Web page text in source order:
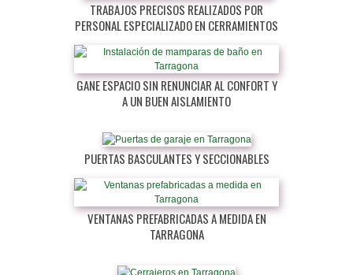
TRABAJOS PRECISOS REALIZADOS POR
PERSONAL ESPECIALIZADO EN CERRAMIENTOS
GANE ESPACIO SIN RENUNCIAR AL CONFORT Y
A UN BUEN AISLAMIENTO
PUERTAS BASCULANTES Y SECCIONABLES
VENTANAS PREFABRICADAS A MEDIDA EN
TARRAGONA